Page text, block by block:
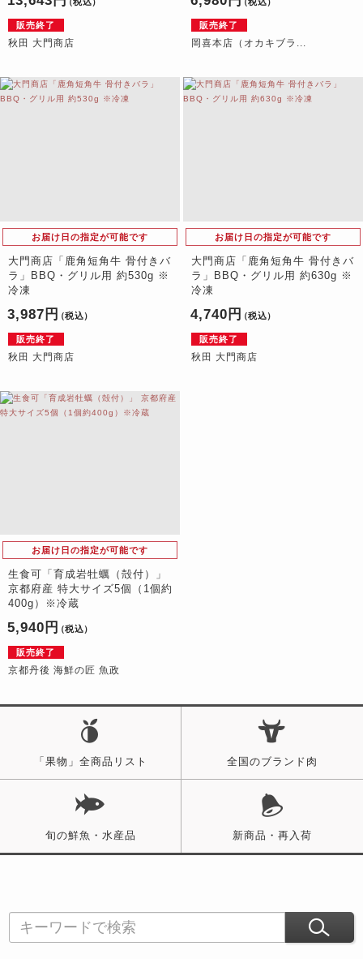
販売終了
秋田 大門商店
販売終了
岡喜本店（オカキブラ...
お届け日の指定が可能です
大門商店「鹿角短角牛 骨付きバ
ラ」BBQ・グリル用 約530g ※
冷凍
3,987円 （税込）
販売終了
秋田 大門商店
お届け日の指定が可能です
大門商店「鹿角短角牛 骨付きバ
ラ」BBQ・グリル用 約630g ※
冷凍
4,740円 （税込）
販売終了
秋田 大門商店
お届け日の指定が可能です
生食可「育成岩牡蠣（殻付）」
京都府産 特大サイズ5個（1個約
400g）※冷蔵
5,940円 （税込）
販売終了
京都丹後 海鮮の匠 魚政
「果物」全商品リスト 全国のブランド肉
旬の鮮魚・水産品 新商品・再入荷